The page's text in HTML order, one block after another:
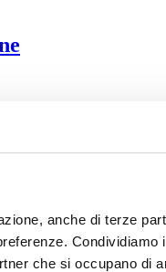
anche di terze
che si occupano di
involucri